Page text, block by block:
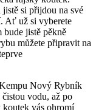
si přijdou na své
Ať už si vyberete
jistě pěkně
můžete připravit na
Nový Rybník
vodu, až po
vás ohromí